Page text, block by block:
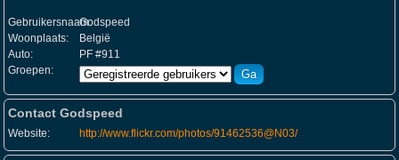
Gebruikersnaam:Godspeed
Woonplaats:
België
Auto:
PF #911
Groepen:
Contact Godspeed
Website: http://www.flickr.com/photos/91462536@N03/